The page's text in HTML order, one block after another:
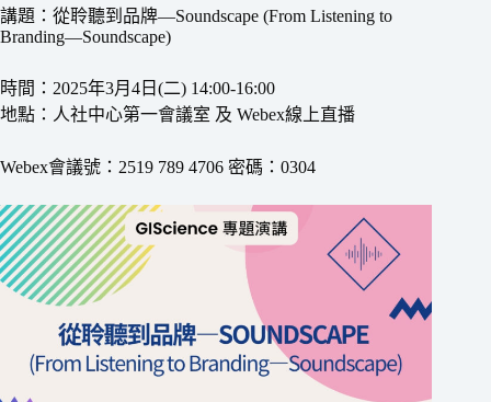
講題：從聆聽到品牌—Soundscape (From Listening to
Branding—Soundscape)
時間：2025年3月4日(二) 14:00-16:00
地點：人社中心第一會議室 及 Webex線上直播
Webex會議號：2519 789 4706 密碼：0304